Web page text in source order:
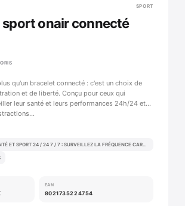
SPORT
sport onair connecté
qu'un bracelet connecté : c'est un choix de
et de liberté. Conçu pour ceux qui
leur santé et leurs performances 24h/24 et
surveillance DE SANTÉ ET SPORT 24 / 24 7 / 7 : SURVEILLEZ LA FRÉQUENCE CARDIAQUE, LA VRC, LA SPO2, LA PRESSION ARTÉRIELLE ET LA TEMPÉRATURE CORPORELLE EN CONTINU.
EAN
8021735224754